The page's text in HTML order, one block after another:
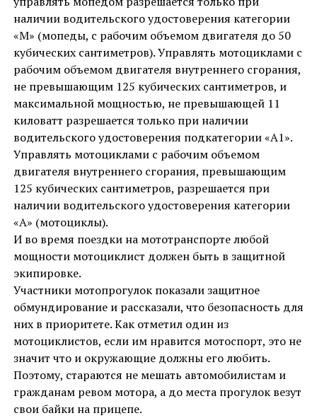
наличии водительского удостоверения категории
«М» (мопеды, с рабочим объемом двигателя до 50
кубических сантиметров). Управлять мотоциклами с
рабочим объемом двигателя внутреннего сгорания,
не превышающим 125 кубических сантиметров, и
максимальной мощностью, не превышающей 11
киловатт разрешается только при наличии
водительского удостоверения подкатегории «A1».
Управлять мотоциклами с рабочим объемом
двигателя внутреннего сгорания, превышающим
125 кубических сантиметров, разрешается при
наличии водительского удостоверения категории
«A» (мотоциклы).
И во время поездки на мототранспорте любой
мощности мотоциклист должен быть в защитной
экипировке.
Участники мотопрогулок показали защитное
обмундирование и рассказали, что безопасность для
них в приоритете. Как отметил один из
мотоциклистов, если им нравится мотоспорт, это не
значит что и окружающие должны его любить.
Поэтому, стараются не мешать автомобилистам и
гражданам ревом мотора, а до места прогулок везут
свои байки на прицепе.